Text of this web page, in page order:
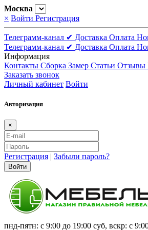
Москва
× Войти Регистрация
Телеграмм-канал ✔ Доставка Оплата
Телеграмм-канал ✔ Доставка Оплата
Информация
Контакты Сборка Замер Статьи Отзывы
Заказать звонок
Личный кабинет Войти
Авторизация
×
Регистрация | Забыли пароль?
Войти
пнд-пятн: с 9:00 до 19:00 суб, вскр: с